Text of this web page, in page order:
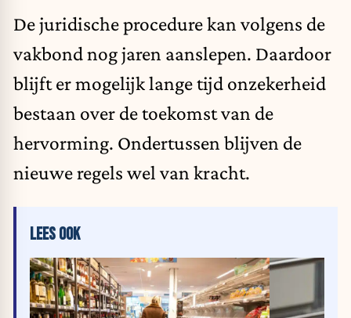
De juridische procedure kan volgens de
vakbond nog jaren aanslepen. Daardoor
blijft er mogelijk lange tijd onzekerheid
bestaan over de toekomst van de
hervorming. Ondertussen blijven de
nieuwe regels wel van kracht.
LEES OOK